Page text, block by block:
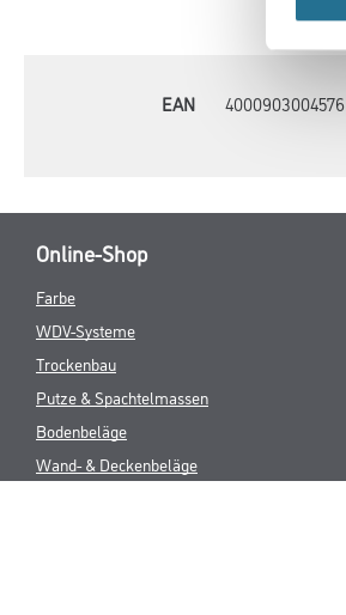
EAN 4000903004576
Online-Shop
Farbe
WDV-Systeme
Trockenbau
Putze & Spachtelmassen
Bodenbeläge
Wand- & Deckenbeläge